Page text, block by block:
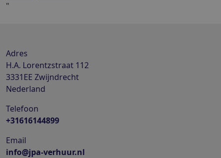
"
Adres
H.A. Lorentzstraat 112
3331EE Zwijndrecht
Nederland
Telefoon
+31616144899
Email
info@jpa-verhuur.nl